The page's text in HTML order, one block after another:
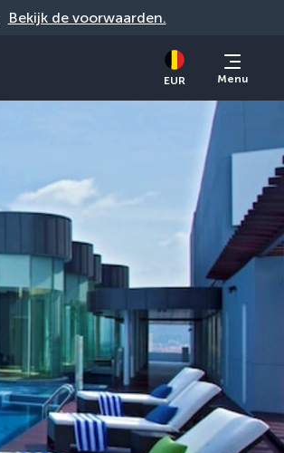
Bekijk de voorwaarden.
EUR Menu